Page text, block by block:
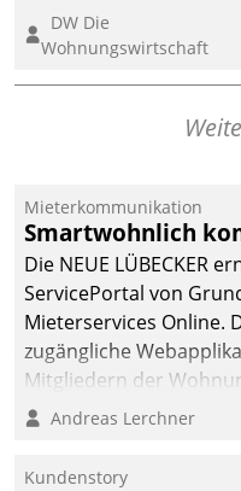
eine digitale Zukunft zu
finden, ist das Ziel des
Awards „Digitalpioniere
Wohnungswirtschaft“.
dafür ein Team
bestehend aus
und PropTech.
DW Die
Wohnungswirtschaft
Mieterkommunikation
Smartwohnlich
Die NEUE LÜBECKER
ServicePortal von
Mieterservices Online.
zugängliche
Mitgliedern der
Kontaktaufnahme per
Andreas Lerchner
Kundenstory